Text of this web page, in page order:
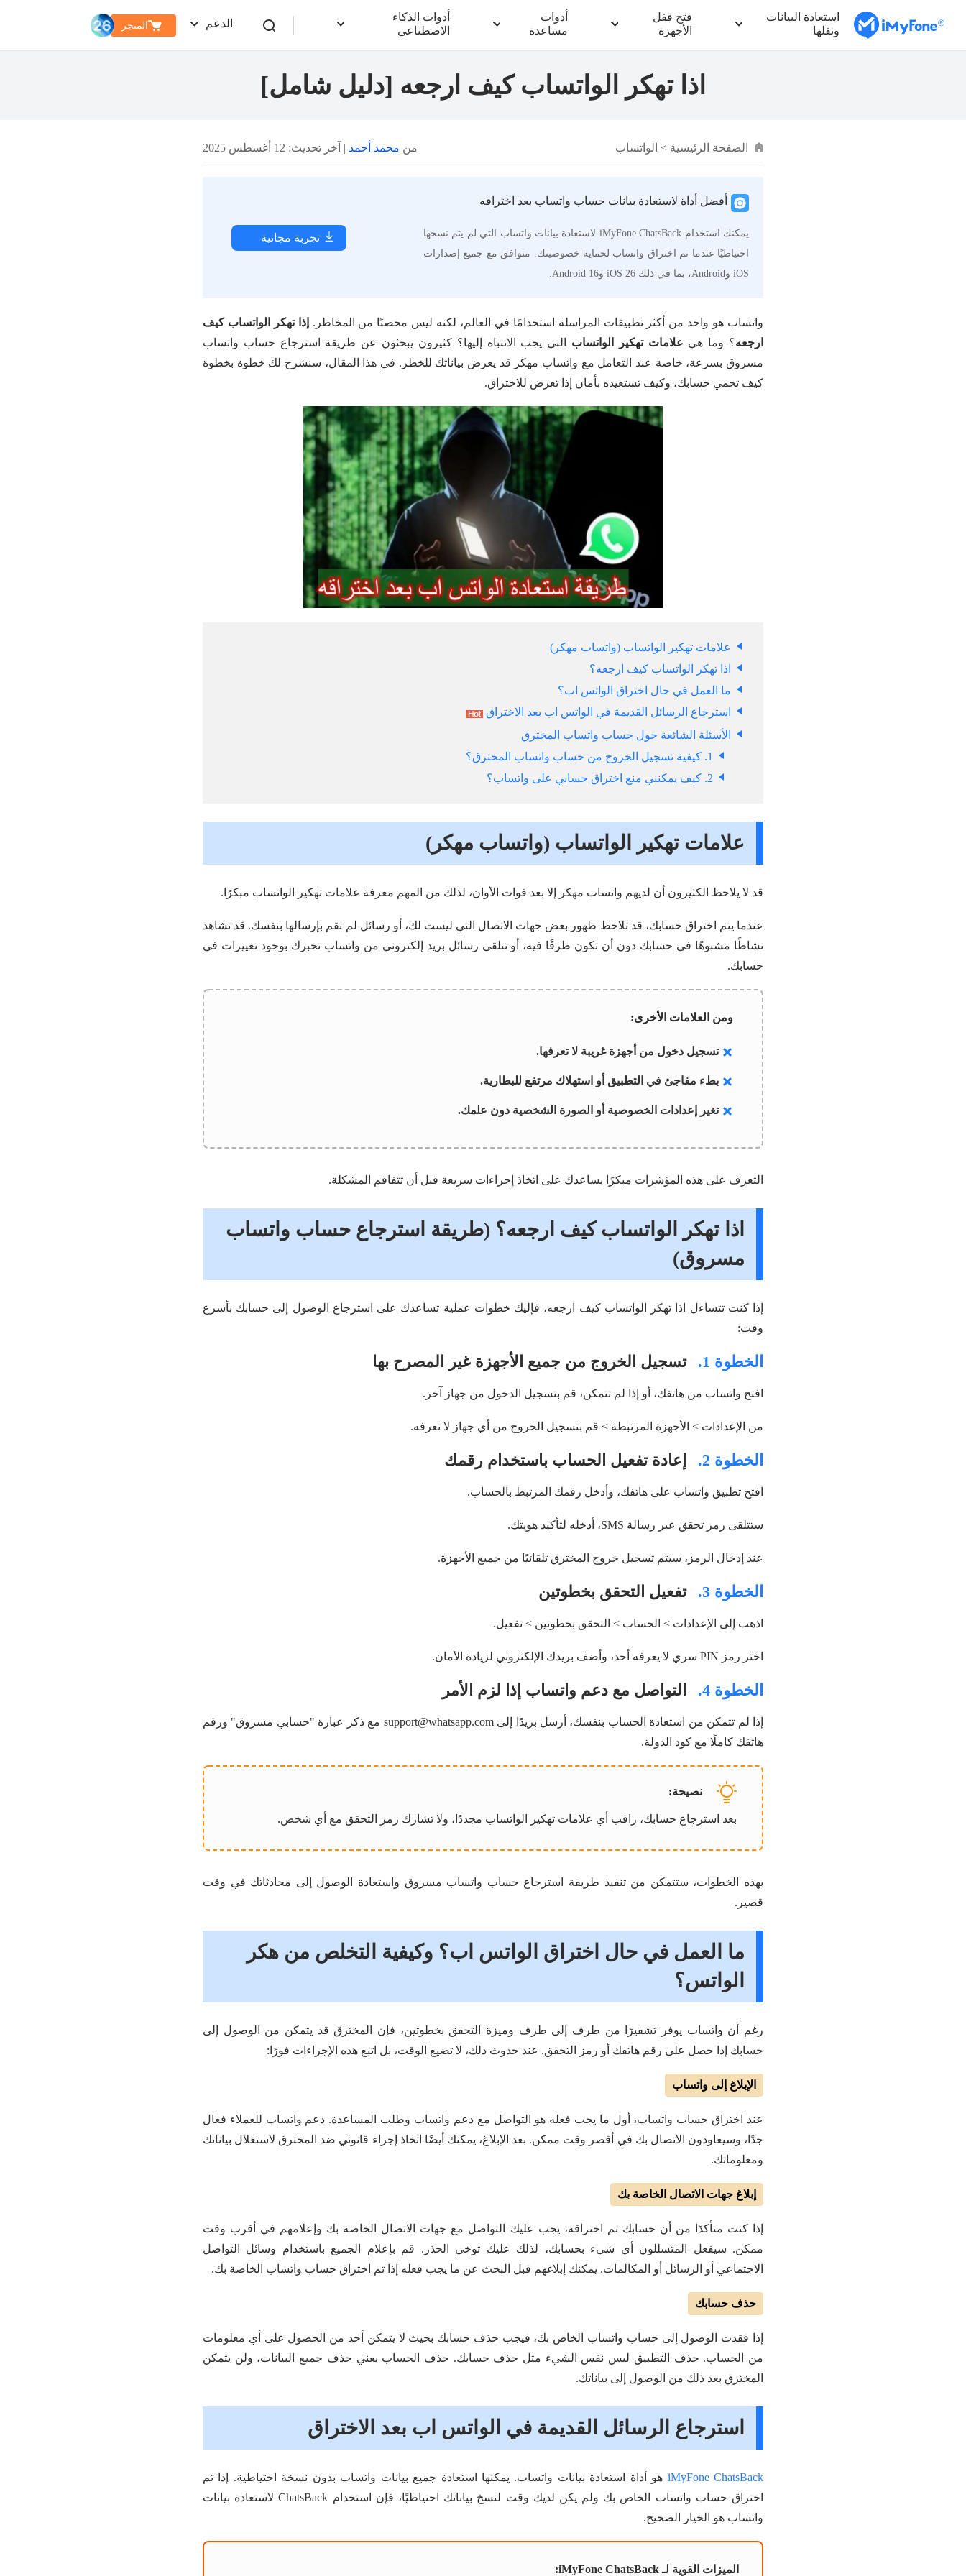
استعادة البيانات
ونقلها
فتح قفل
الأجهزة
أدوات
مساعدة
أدوات الذكاء
الاصطناعي
الدعم المتجر
اذا تهكر الواتساب كيف ارجعه [دليل شامل]
الصفحة الرئيسية > الواتساب من محمد أحمد | آخر تحديث: 12 أغسطس 2025
أفضل أداة لاستعادة بيانات حساب واتساب بعد اختراقه
يمكنك استخدام iMyFone ChatsBack لاستعادة بيانات واتساب التي لم يتم نسخها
احتياطيًا عندما تم اختراق واتساب لحماية خصوصيتك. متوافق مع جميع إصدارات
iOS وAndroid، بما في ذلك iOS 26 وAndroid 16.
تجربة مجانية
واتساب هو واحد من أكثر تطبيقات المراسلة استخدامًا في العالم، لكنه ليس محصنًا من المخاطر. إذا تهكر الواتساب كيف
ارجعه؟ وما هي علامات تهكير الواتساب التي يجب الانتباه إليها؟ كثيرون يبحثون عن طريقة استرجاع حساب واتساب
مسروق بسرعة، خاصة عند التعامل مع واتساب مهكر قد يعرض بياناتك للخطر. في هذا المقال، سنشرح لك خطوة بخطوة
كيف تحمي حسابك، وكيف تستعيده بأمان إذا تعرض للاختراق.
علامات تهكير الواتساب (واتساب مهكر)
اذا تهكر الواتساب كيف ارجعه؟
ما العمل في حال اختراق الواتس اب؟
استرجاع الرسائل القديمة في الواتس اب بعد الاختراق
الأسئلة الشائعة حول حساب واتساب المخترق
1. كيفية تسجيل الخروج من حساب واتساب المخترق؟
2. كيف يمكنني منع اختراق حسابي على واتساب؟
علامات تهكير الواتساب (واتساب مهكر)
قد لا يلاحظ الكثيرون أن لديهم واتساب مهكر إلا بعد فوات الأوان، لذلك من المهم معرفة علامات تهكير الواتساب مبكرًا.
عندما يتم اختراق حسابك، قد تلاحظ ظهور بعض جهات الاتصال التي ليست لك، أو رسائل لم تقم بإرسالها بنفسك. قد تشاهد
نشاطًا مشبوهًا في حسابك دون أن تكون طرفًا فيه، أو تتلقى رسائل بريد إلكتروني من واتساب تخبرك بوجود تغييرات في
حسابك.
ومن العلامات الأخرى:
تسجيل دخول من أجهزة غريبة لا تعرفها.
بطء مفاجئ في التطبيق أو استهلاك مرتفع للبطارية.
تغير إعدادات الخصوصية أو الصورة الشخصية دون علمك.
التعرف على هذه المؤشرات مبكرًا يساعدك على اتخاذ إجراءات سريعة قبل أن تتفاقم المشكلة.
اذا تهكر الواتساب كيف ارجعه؟ (طريقة استرجاع حساب واتساب
مسروق)
إذا كنت تتساءل اذا تهكر الواتساب كيف ارجعه، فإليك خطوات عملية تساعدك على استرجاع الوصول إلى حسابك بأسرع
وقت:
الخطوة 1. تسجيل الخروج من جميع الأجهزة غير المصرح بها
افتح واتساب من هاتفك، أو إذا لم تتمكن، قم بتسجيل الدخول من جهاز آخر.
من الإعدادات > الأجهزة المرتبطة > قم بتسجيل الخروج من أي جهاز لا تعرفه.
الخطوة 2. إعادة تفعيل الحساب باستخدام رقمك
افتح تطبيق واتساب على هاتفك، وأدخل رقمك المرتبط بالحساب.
ستتلقى رمز تحقق عبر رسالة SMS، أدخله لتأكيد هويتك.
عند إدخال الرمز، سيتم تسجيل خروج المخترق تلقائيًا من جميع الأجهزة.
الخطوة 3. تفعيل التحقق بخطوتين
اذهب إلى الإعدادات > الحساب > التحقق بخطوتين > تفعيل.
اختر رمز PIN سري لا يعرفه أحد، وأضف بريدك الإلكتروني لزيادة الأمان.
الخطوة 4. التواصل مع دعم واتساب إذا لزم الأمر
إذا لم تتمكن من استعادة الحساب بنفسك، أرسل بريدًا إلى support@whatsapp.com مع ذكر عبارة "حسابي مسروق" ورقم
هاتفك كاملًا مع كود الدولة.
نصيحة:
بعد استرجاع حسابك، راقب أي علامات تهكير الواتساب مجددًا، ولا تشارك رمز التحقق مع أي شخص.
بهذه الخطوات، ستتمكن من تنفيذ طريقة استرجاع حساب واتساب مسروق واستعادة الوصول إلى محادثاتك في وقت
قصير.
ما العمل في حال اختراق الواتس اب؟ وكيفية التخلص من هكر
الواتس؟
رغم أن واتساب يوفر تشفيرًا من طرف إلى طرف وميزة التحقق بخطوتين، فإن المخترق قد يتمكن من الوصول إلى
حسابك إذا حصل على رقم هاتفك أو رمز التحقق. عند حدوث ذلك، لا تضيع الوقت، بل اتبع هذه الإجراءات فورًا:
الإبلاغ إلى واتساب
عند اختراق حساب واتساب، أول ما يجب فعله هو التواصل مع دعم واتساب وطلب المساعدة. دعم واتساب للعملاء فعال
جدًا، وسيعاودون الاتصال بك في أقصر وقت ممكن. بعد الإبلاغ، يمكنك أيضًا اتخاذ إجراء قانوني ضد المخترق لاستغلال بياناتك
ومعلوماتك.
إبلاغ جهات الاتصال الخاصة بك
إذا كنت متأكدًا من أن حسابك تم اختراقه، يجب عليك التواصل مع جهات الاتصال الخاصة بك وإعلامهم في أقرب وقت
ممكن. سيفعل المتسللون أي شيء بحسابك، لذلك عليك توخي الحذر. قم بإعلام الجميع باستخدام وسائل التواصل
الاجتماعي أو الرسائل أو المكالمات. يمكنك إبلاغهم قبل البحث عن ما يجب فعله إذا تم اختراق حساب واتساب الخاصة بك.
حذف حسابك
إذا فقدت الوصول إلى حساب واتساب الخاص بك، فيجب حذف حسابك بحيث لا يتمكن أحد من الحصول على أي معلومات
من الحساب. حذف التطبيق ليس نفس الشيء مثل حذف حسابك. حذف الحساب يعني حذف جميع البيانات، ولن يتمكن
المخترق بعد ذلك من الوصول إلى بياناتك.
استرجاع الرسائل القديمة في الواتس اب بعد الاختراق
iMyFone ChatsBack هو أداة استعادة بيانات واتساب. يمكنها استعادة جميع بيانات واتساب بدون نسخة احتياطية. إذا تم
اختراق حساب واتساب الخاص بك ولم يكن لديك وقت لنسخ بياناتك احتياطيًا، فإن استخدام ChatsBack لاستعادة بيانات
واتساب هو الخيار الصحيح.
الميزات القوية لـ iMyFone ChatsBack: